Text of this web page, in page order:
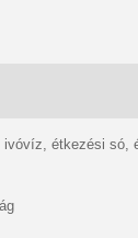
ivóvíz, étkezési só,